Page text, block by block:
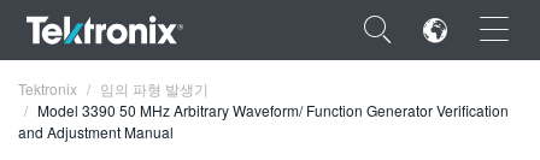
×
Tektronix
임의 파형 발생기
Model 3390 50 MHz Arbitrary Waveform/ Function Generator Verification
and Adjustment Manual